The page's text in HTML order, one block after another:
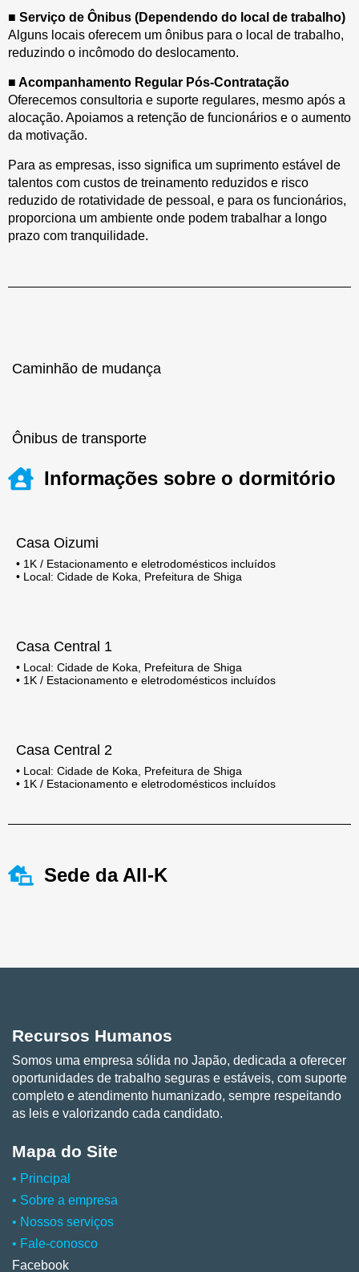
■ Serviço de Ônibus (Dependendo do local de trabalho)
Alguns locais oferecem um ônibus para o local de trabalho,
reduzindo o incômodo do deslocamento.
■ Acompanhamento Regular Pós-Contratação
Oferecemos consultoria e suporte regulares, mesmo após a
alocação. Apoiamos a retenção de funcionários e o aumento
da motivação.
Para as empresas, isso significa um suprimento estável de
talentos com custos de treinamento reduzidos e risco
reduzido de rotatividade de pessoal, e para os funcionários,
proporciona um ambiente onde podem trabalhar a longo
prazo com tranquilidade.
Caminhão de mudança
Ônibus de transporte
Informações sobre o dormitório
Casa Oizumi
• 1K / Estacionamento e eletrodomésticos incluídos
• Local: Cidade de Koka, Prefeitura de Shiga
Casa Central 1
• Local: Cidade de Koka, Prefeitura de Shiga
• 1K / Estacionamento e eletrodomésticos incluídos
Casa Central 2
• Local: Cidade de Koka, Prefeitura de Shiga
• 1K / Estacionamento e eletrodomésticos incluídos
Sede da All-K
Recursos Humanos
Somos uma empresa sólida no Japão, dedicada a oferecer
oportunidades de trabalho seguras e estáveis, com suporte
completo e atendimento humanizado, sempre respeitando
as leis e valorizando cada candidato.
Mapa do Site
• Principal
• Sobre a empresa
• Nossos serviços
• Fale-conosco
Facebook